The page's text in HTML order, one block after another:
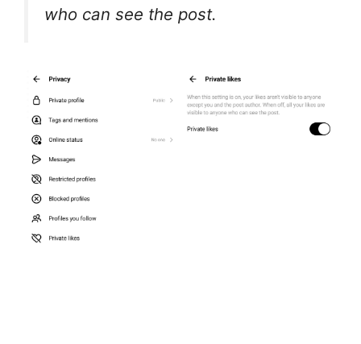
who can see the post.